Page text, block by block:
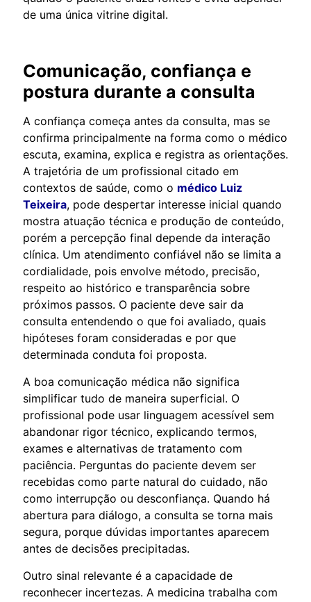
de uma única vitrine digital.
Comunicação, confiança e
postura durante a consulta
A confiança começa antes da consulta, mas se
confirma principalmente na forma como o médico
escuta, examina, explica e registra as orientações.
A trajetória de um profissional citado em
contextos de saúde, como o médico Luiz
Teixeira, pode despertar interesse inicial quando
mostra atuação técnica e produção de conteúdo,
porém a percepção final depende da interação
clínica. Um atendimento confiável não se limita a
cordialidade, pois envolve método, precisão,
respeito ao histórico e transparência sobre
próximos passos. O paciente deve sair da
consulta entendendo o que foi avaliado, quais
hipóteses foram consideradas e por que
determinada conduta foi proposta.
A boa comunicação médica não significa
simplificar tudo de maneira superficial. O
profissional pode usar linguagem acessível sem
abandonar rigor técnico, explicando termos,
exames e alternativas de tratamento com
paciência. Perguntas do paciente devem ser
recebidas como parte natural do cuidado, não
como interrupção ou desconfiança. Quando há
abertura para diálogo, a consulta se torna mais
segura, porque dúvidas importantes aparecem
antes de decisões precipitadas.
Outro sinal relevante é a capacidade de
reconhecer incertezas. A medicina trabalha com